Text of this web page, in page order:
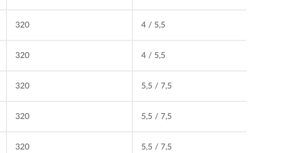
320 4 / 5,5
320 4 / 5,5
320 5,5 / 7,5
320 5,5 / 7,5
320 5,5 / 7,5